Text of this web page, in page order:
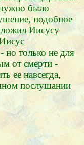
нужно было
подобное
Иисусу
но только не для
от смерти -
ее навсегда,
послушании